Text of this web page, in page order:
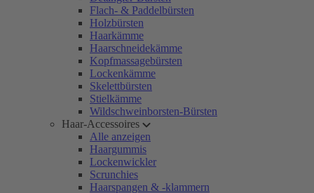
Flach- & Paddelbürsten
Holzbürsten
Haarkämme
Haarschneidekämme
Kopfmassagebürsten
Lockenkämme
Skelettbürsten
Stielkämme
Wildschweinborsten-Bürsten
Haar-Accessoires
Alle anzeigen
Haargummis
Lockenwickler
Scrunchies
Haarspangen & -klammern